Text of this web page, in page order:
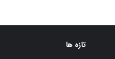
تازه ها